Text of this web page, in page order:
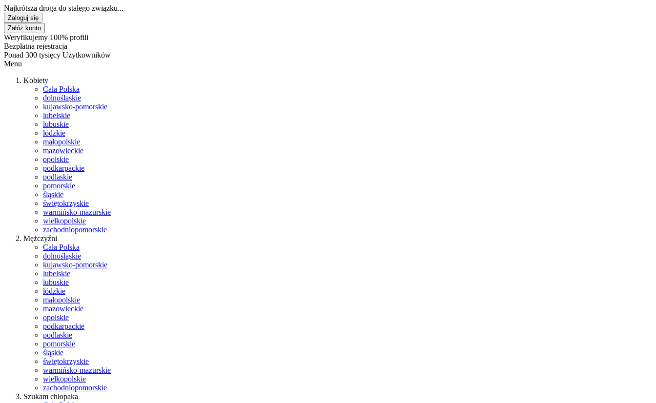
Najkrótsza droga do stałego związku...
Zaloguj się
Załóż konto
Weryfikujemy 100% profili
Bezpłatna rejestracja
Ponad 300 tysięcy Użytkowników
Menu
Kobiety
Cała Polska
dolnośląskie
kujawsko-pomorskie
lubelskie
lubuskie
łódzkie
małopolskie
mazowieckie
opolskie
podkarpackie
podlaskie
pomorskie
śląskie
świętokrzyskie
warmińsko-mazurskie
wielkopolskie
zachodniopomorskie
Mężczyźni
Cała Polska
dolnośląskie
kujawsko-pomorskie
lubelskie
lubuskie
łódzkie
małopolskie
mazowieckie
opolskie
podkarpackie
podlaskie
pomorskie
śląskie
świętokrzyskie
warmińsko-mazurskie
wielkopolskie
zachodniopomorskie
Szukam chłopaka